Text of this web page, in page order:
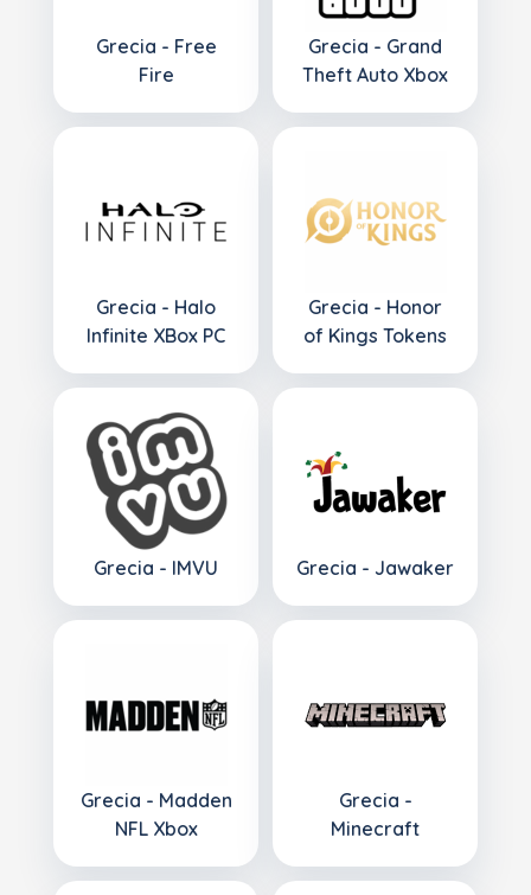
Grecia - Free
Fire
Grecia - Grand
Theft Auto Xbox
Grecia - Halo
Infinite XBox PC
Grecia - Honor
of Kings Tokens
Grecia - IMVU Grecia - Jawaker
Grecia - Madden
NFL Xbox
Grecia -
Minecraft